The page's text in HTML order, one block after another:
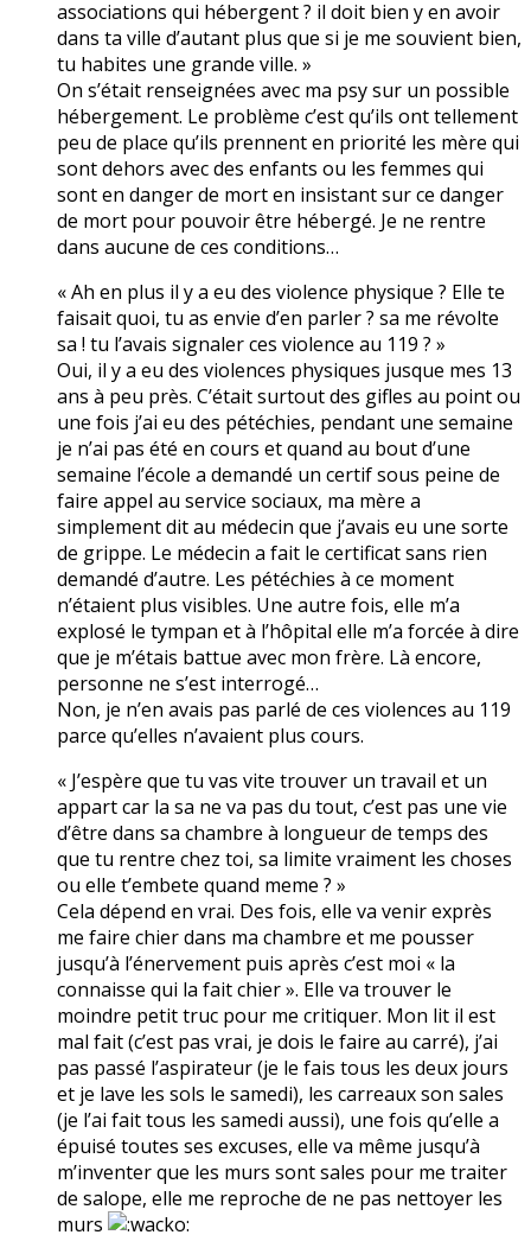
associations qui hébergent ? il doit bien y en avoir
dans ta ville d’autant plus que si je me souvient bien,
tu habites une grande ville. »
On s’était renseignées avec ma psy sur un possible
hébergement. Le problème c’est qu’ils ont tellement
peu de place qu’ils prennent en priorité les mère qui
sont dehors avec des enfants ou les femmes qui
sont en danger de mort en insistant sur ce danger
de mort pour pouvoir être hébergé. Je ne rentre
dans aucune de ces conditions…
« Ah en plus il y a eu des violence physique ? Elle te
faisait quoi, tu as envie d’en parler ? sa me révolte
sa ! tu l’avais signaler ces violence au 119 ? »
Oui, il y a eu des violences physiques jusque mes 13
ans à peu près. C’était surtout des gifles au point ou
une fois j’ai eu des pétéchies, pendant une semaine
je n’ai pas été en cours et quand au bout d’une
semaine l’école a demandé un certif sous peine de
faire appel au service sociaux, ma mère a
simplement dit au médecin que j’avais eu une sorte
de grippe. Le médecin a fait le certificat sans rien
demandé d’autre. Les pétéchies à ce moment
n’étaient plus visibles. Une autre fois, elle m’a
explosé le tympan et à l’hôpital elle m’a forcée à dire
que je m’étais battue avec mon frère. Là encore,
personne ne s’est interrogé…
Non, je n’en avais pas parlé de ces violences au 119
parce qu’elles n’avaient plus cours.
« J’espère que tu vas vite trouver un travail et un
appart car la sa ne va pas du tout, c’est pas une vie
d’être dans sa chambre à longueur de temps des
que tu rentre chez toi, sa limite vraiment les choses
ou elle t’embete quand meme ? »
Cela dépend en vrai. Des fois, elle va venir exprès
me faire chier dans ma chambre et me pousser
jusqu’à l’énervement puis après c’est moi « la
connaisse qui la fait chier ». Elle va trouver le
moindre petit truc pour me critiquer. Mon lit il est
mal fait (c’est pas vrai, je dois le faire au carré), j’ai
pas passé l’aspirateur (je le fais tous les deux jours
et je lave les sols le samedi), les carreaux son sales
(je l’ai fait tous les samedi aussi), une fois qu’elle a
épuisé toutes ses excuses, elle va même jusqu’à
m’inventer que les murs sont sales pour me traiter
de salope, elle me reproche de ne pas nettoyer les
murs